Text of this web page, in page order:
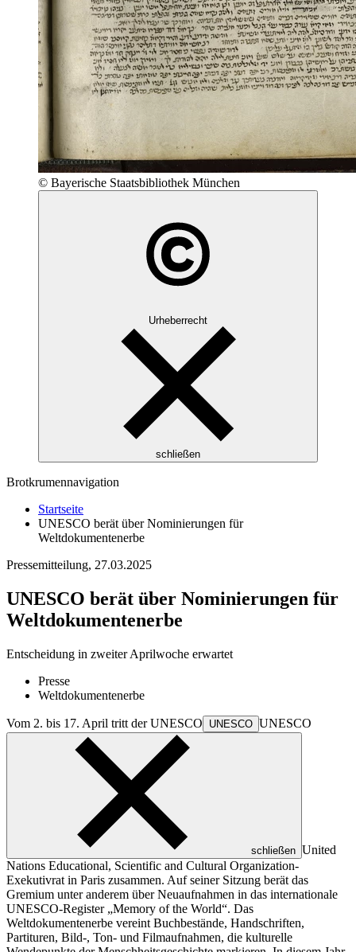
© Bayerische Staatsbibliothek München
Urheberrecht
schließen
Brotkrumennavigation
Startseite
UNESCO berät über Nominierungen für
Weltdokumentenerbe
Pressemitteilung, 27.03.2025
UNESCO berät über Nominierungen für
Weltdokumentenerbe
Entscheidung in zweiter Aprilwoche erwartet
Presse
Weltdokumentenerbe
Vom 2. bis 17. April tritt derUNESCO UNESCO UNESCO
schließen United
Nations Educational, Scientific and Cultural Organization-
Exekutivrat in Paris zusammen. Auf seiner Sitzung berät das
Gremium unter anderem über Neuaufnahmen in das internationale
UNESCO-Register „Memory of the World“. Das
Weltdokumentenerbe vereint Buchbestände, Handschriften,
Partituren, Bild-, Ton- und Filmaufnahmen, die kulturelle